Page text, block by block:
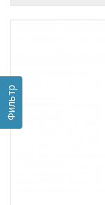
Фильтр